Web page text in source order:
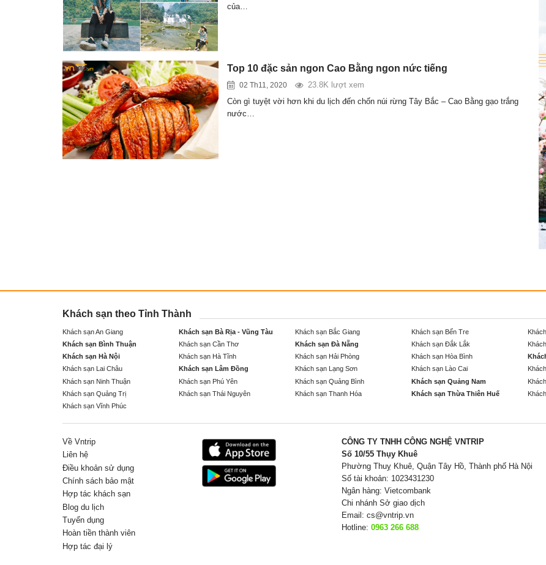
của…
Top 10 đặc sản ngon Cao Bằng ngon nức tiếng
02 Th11, 2020
23.8K lượt xem
Còn gì tuyệt vời hơn khi du lịch đến chốn núi rừng Tây Bắc – Cao Bằng gạo trắng
nước…
Khách sạn theo Tỉnh Thành
Khách sạn An Giang Khách sạn Bà Rịa - Vũng Tàu Khách sạn Bắc Giang Khách sạn Bến Tre
Khách sạn Bình Thuận
Khách sạn Cần Thơ Khách sạn Đà Nẵng Khách sạn Đắk Lắk
Khách sạn Hà Nội
Khách sạn Hà Tĩnh Khách sạn Hải Phòng Khách sạn Hòa Bình
Khách sạn Lai Châu
Khách sạn Lâm Đồng Khách sạn Lạng Sơn Khách sạn Lào Cai
Khách sạn Ninh Thuận
Khách sạn Phú Yên Khách sạn Quảng Bình Khách sạn Quảng Nam
Khách sạn Quảng Trị
Khách sạn Thái Nguyên Khách sạn Thanh Hóa Khách sạn Thừa Thiên Huế
Khách sạn Vĩnh Phúc
Về Vntrip
Liên hệ
Điều khoản sử dụng
Chính sách bảo mật
Hợp tác khách sạn
Blog du lịch
Tuyển dụng
Hoàn tiền thành viên
Hợp tác đại lý
CÔNG TY TNHH CÔNG NGHỆ VNTRIP
Số 10/55 Thụy Khuê
Phường Thuỵ Khuê, Quận Tây Hồ, Thành phố Hà Nội
Số tài khoản: 1023431230
Ngân hàng: Vietcombank
Chi nhánh Sở giao dịch
Email: cs@vntrip.vn
Hotline: 0963 266 688